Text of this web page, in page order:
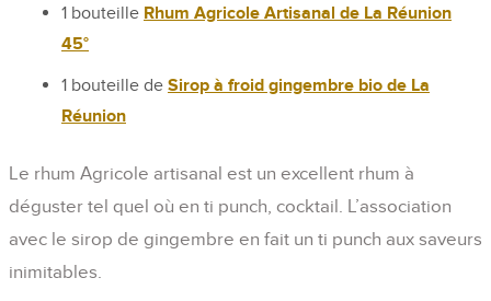
1 bouteille Rhum Agricole Artisanal de La Réunion
45°
1 bouteille de Sirop à froid gingembre bio de La
Réunion
Le rhum Agricole artisanal est un excellent rhum à
déguster tel quel où en ti punch, cocktail. L’association
avec le sirop de gingembre en fait un ti punch aux saveurs
inimitables.